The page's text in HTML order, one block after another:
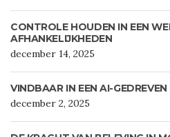
CONTROLE HOUDEN IN EEN
AFHANKELIJKHEDEN
december 14, 2025
VINDBAAR IN EEN AI-
december 2, 2025